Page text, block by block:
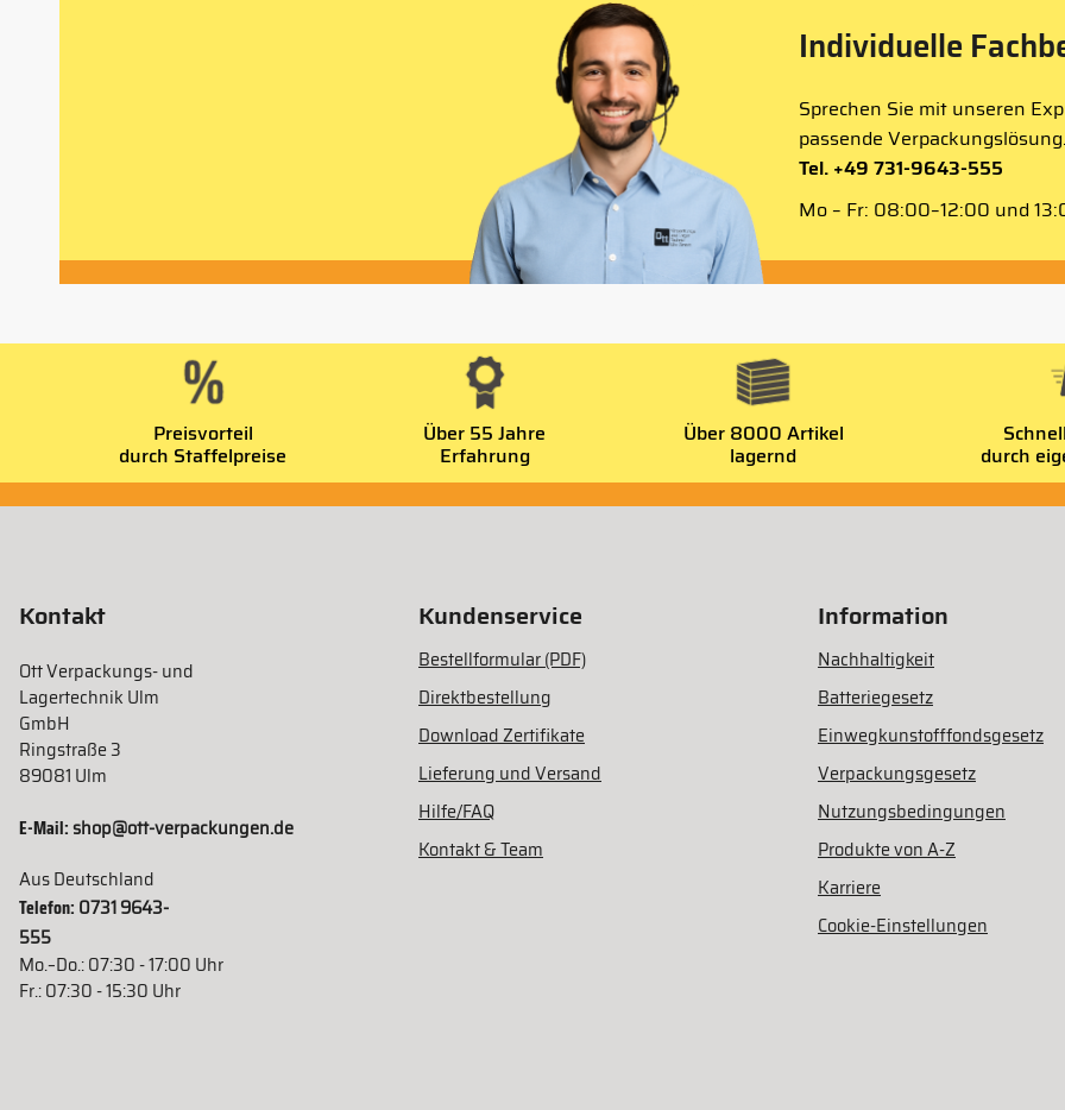
Individuelle
Sprechen Sie mit unseren
passende
Tel. +49 731-9643-555
Mo – Fr: 08:00–12:00 und
Preisvorteil
durch Staffelpreise
Über 55 Jahre
Erfahrung
Über 8000 Artikel
lagernd durch
Kontakt
Ott Verpackungs- und
Lagertechnik Ulm
GmbH
Ringstraße 3
89081 Ulm
E-Mail:shop@ott-verpackungen.de
Aus Deutschland
Telefon: 0731 9643-
555
Mo.–Do.: 07:30 - 17:00 Uhr
Fr.: 07:30 - 15:30 Uhr
Kundenservice
Bestellformular (PDF)
Direktbestellung
Download Zertifikate
Lieferung und Versand
Hilfe/FAQ
Kontakt & Team
Information
Nachhaltigkeit
Batteriegesetz
Einwegkunstofffondsgesetz
Verpackungsgesetz
Nutzungsbedingungen
Produkte von A-Z
Karriere
Cookie-Einstellungen